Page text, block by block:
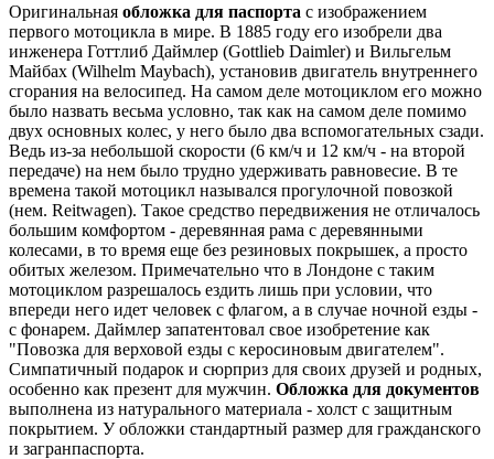
Оригинальная обложка для паспорта с изображением
первого мотоцикла в мире. В 1885 году его изобрели два
инженера Готтлиб Даймлер (Gottlieb Daimler) и Вильгельм
Майбах (Wilhelm Maybach), установив двигатель внутреннего
сгорания на велосипед. На самом деле мотоциклом его можно
было назвать весьма условно, так как на самом деле помимо
двух основных колес, у него было два вспомогательных сзади.
Ведь из-за небольшой скорости (6 км/ч и 12 км/ч - на второй
передаче) на нем было трудно удерживать равновесие. В те
времена такой мотоцикл назывался прогулочной повозкой
(нем. Reitwagen). Такое средство передвижения не отличалось
большим комфортом - деревянная рама с деревянными
колесами, в то время еще без резиновых покрышек, а просто
обитых железом. Примечательно что в Лондоне с таким
мотоциклом разрешалось ездить лишь при условии, что
впереди него идет человек с флагом, а в случае ночной езды -
с фонарем. Даймлер запатентовал свое изобретение как
"Повозка для верховой езды с керосиновым двигателем".
Симпатичный подарок и сюрприз для своих друзей и родных,
особенно как презент для мужчин. Обложка для документов
выполнена из натурального материала - холст с защитным
покрытием. У обложки стандартный размер для гражданского
и загранпаспорта.